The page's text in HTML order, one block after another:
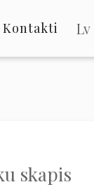
Kontakti Lv
skapis